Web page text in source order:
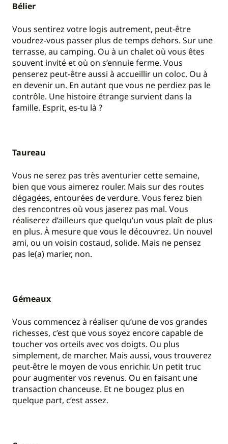
Bélier
Vous sentirez votre logis autrement, peut-être
voudrez-vous passer plus de temps dehors. Sur une
terrasse, au camping. Ou à un chalet où vous êtes
souvent invité et où on s’ennuie ferme. Vous
penserez peut-être aussi à accueillir un coloc. Ou à
en devenir un. En autant que vous ne perdiez pas le
contrôle. Une histoire étrange survient dans la
famille. Esprit, es-tu là ?
Taureau
Vous ne serez pas très aventurier cette semaine,
bien que vous aimerez rouler. Mais sur des routes
dégagées, entourées de verdure. Vous ferez bien
des rencontres où vous jaserez pas mal. Vous
réaliserez d’ailleurs que quelqu’un vous plaît de plus
en plus. À mesure que vous le découvrez. Un nouvel
ami, ou un voisin costaud, solide. Mais ne pensez
pas le(a) marier, non.
Gémeaux
Vous commencez à réaliser qu’une de vos grandes
richesses, c’est que vous soyez encore capable de
toucher vos orteils avec vos doigts. Ou plus
simplement, de marcher. Mais aussi, vous trouverez
peut-être le moyen de vous enrichir. Un petit truc
pour augmenter vos revenus. Ou en faisant une
transaction chanceuse. Et ne bougez plus en
quelque part, c’est assez.